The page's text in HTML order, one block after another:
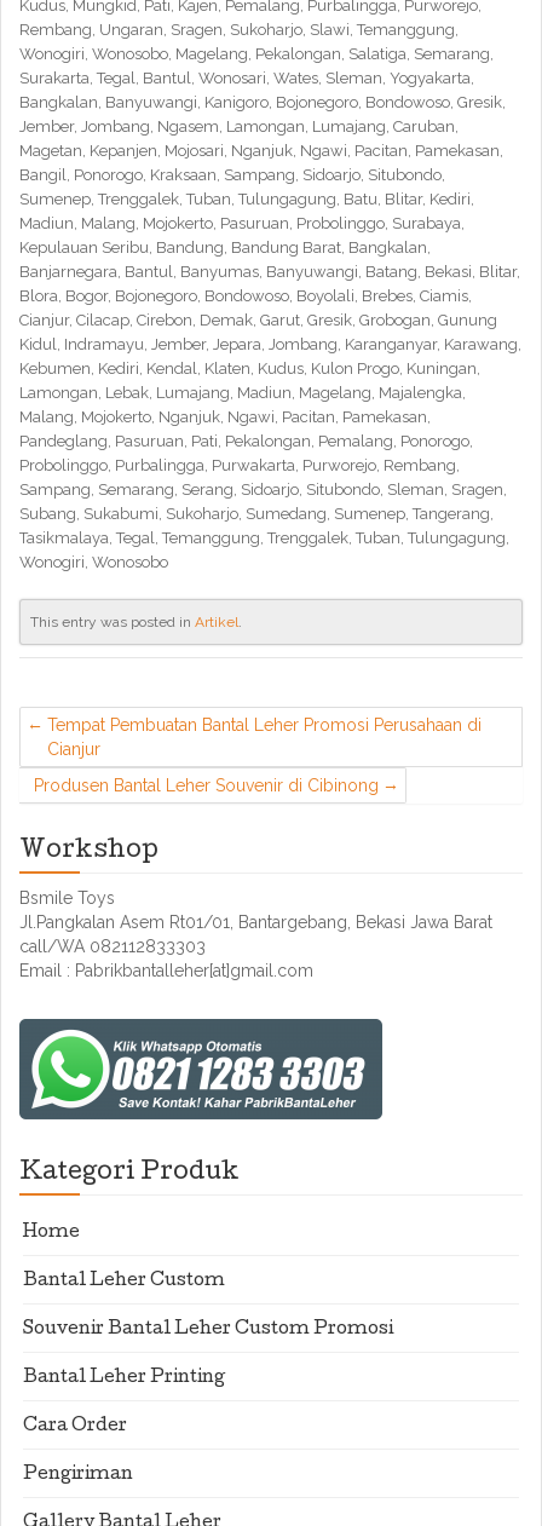
Kudus, Mungkid, Pati, Kajen, Pemalang, Purbalingga, Purworejo,
Rembang, Ungaran, Sragen, Sukoharjo, Slawi, Temanggung,
Wonogiri, Wonosobo, Magelang, Pekalongan, Salatiga, Semarang,
Surakarta, Tegal, Bantul, Wonosari, Wates, Sleman, Yogyakarta,
Bangkalan, Banyuwangi, Kanigoro, Bojonegoro, Bondowoso, Gresik,
Jember, Jombang, Ngasem, Lamongan, Lumajang, Caruban,
Magetan, Kepanjen, Mojosari, Nganjuk, Ngawi, Pacitan, Pamekasan,
Bangil, Ponorogo, Kraksaan, Sampang, Sidoarjo, Situbondo,
Sumenep, Trenggalek, Tuban, Tulungagung, Batu, Blitar, Kediri,
Madiun, Malang, Mojokerto, Pasuruan, Probolinggo, Surabaya,
Kepulauan Seribu, Bandung, Bandung Barat, Bangkalan,
Banjarnegara, Bantul, Banyumas, Banyuwangi, Batang, Bekasi, Blitar,
Blora, Bogor, Bojonegoro, Bondowoso, Boyolali, Brebes, Ciamis,
Cianjur, Cilacap, Cirebon, Demak, Garut, Gresik, Grobogan, Gunung
Kidul, Indramayu, Jember, Jepara, Jombang, Karanganyar, Karawang,
Kebumen, Kediri, Kendal, Klaten, Kudus, Kulon Progo, Kuningan,
Lamongan, Lebak, Lumajang, Madiun, Magelang, Majalengka,
Malang, Mojokerto, Nganjuk, Ngawi, Pacitan, Pamekasan,
Pandeglang, Pasuruan, Pati, Pekalongan, Pemalang, Ponorogo,
Probolinggo, Purbalingga, Purwakarta, Purworejo, Rembang,
Sampang, Semarang, Serang, Sidoarjo, Situbondo, Sleman, Sragen,
Subang, Sukabumi, Sukoharjo, Sumedang, Sumenep, Tangerang,
Tasikmalaya, Tegal, Temanggung, Trenggalek, Tuban, Tulungagung,
Wonogiri, Wonosobo
This entry was posted in Artikel.
Tempat Pembuatan Bantal Leher Promosi Perusahaan di
Cianjur
Produsen Bantal Leher Souvenir di Cibinong
Workshop
Bsmile Toys
Jl.Pangkalan Asem Rt01/01, Bantargebang, Bekasi Jawa Barat
call/WA 082112833303
Email : Pabrikbantalleher[at]gmail.com
Kategori Produk
Home
Bantal Leher Custom
Souvenir Bantal Leher Custom Promosi
Bantal Leher Printing
Cara Order
Pengiriman